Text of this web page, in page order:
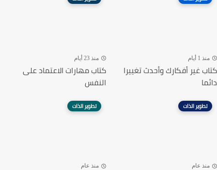
منذ 1 أيام
كتاب غير أفكارك وأحدث تغييرا
دائما
منذ 23 أيام
كتاب مهارات الاعتماد على
النفس
تطوير الذات
منذ عام
تطوير الذات
منذ عام